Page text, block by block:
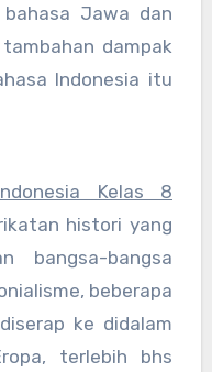
Jawa dan
dampak
Indonesia itu
Kelas 8
histori yang
bangsa-bangsa
beberapa
ke didalam
terlebih bhs